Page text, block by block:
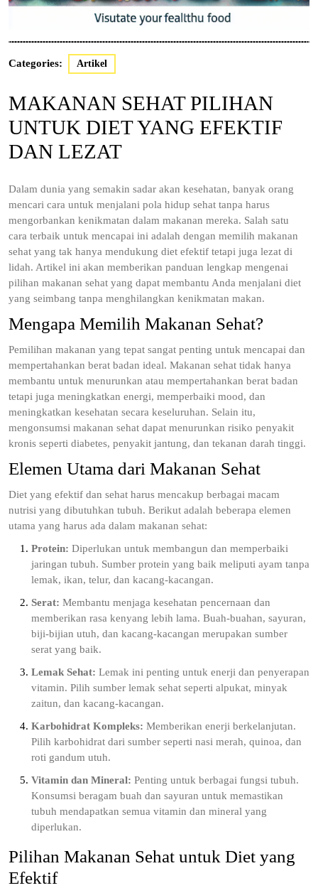
Categories: Artikel
MAKANAN SEHAT PILIHAN
UNTUK DIET YANG EFEKTIF
DAN LEZAT
Dalam dunia yang semakin sadar akan kesehatan, banyak orang
mencari cara untuk menjalani pola hidup sehat tanpa harus
mengorbankan kenikmatan dalam makanan mereka. Salah satu
cara terbaik untuk mencapai ini adalah dengan memilih makanan
sehat yang tak hanya mendukung diet efektif tetapi juga lezat di
lidah. Artikel ini akan memberikan panduan lengkap mengenai
pilihan makanan sehat yang dapat membantu Anda menjalani diet
yang seimbang tanpa menghilangkan kenikmatan makan.
Mengapa Memilih Makanan Sehat?
Pemilihan makanan yang tepat sangat penting untuk mencapai dan
mempertahankan berat badan ideal. Makanan sehat tidak hanya
membantu untuk menurunkan atau mempertahankan berat badan
tetapi juga meningkatkan energi, memperbaiki mood, dan
meningkatkan kesehatan secara keseluruhan. Selain itu,
mengonsumsi makanan sehat dapat menurunkan risiko penyakit
kronis seperti diabetes, penyakit jantung, dan tekanan darah tinggi.
Elemen Utama dari Makanan Sehat
Diet yang efektif dan sehat harus mencakup berbagai macam
nutrisi yang dibutuhkan tubuh. Berikut adalah beberapa elemen
utama yang harus ada dalam makanan sehat:
Protein: Diperlukan untuk membangun dan memperbaiki
jaringan tubuh. Sumber protein yang baik meliputi ayam tanpa
lemak, ikan, telur, dan kacang-kacangan.
Serat: Membantu menjaga kesehatan pencernaan dan
memberikan rasa kenyang lebih lama. Buah-buahan, sayuran,
biji-bijian utuh, dan kacang-kacangan merupakan sumber
serat yang baik.
Lemak Sehat: Lemak ini penting untuk enerji dan penyerapan
vitamin. Pilih sumber lemak sehat seperti alpukat, minyak
zaitun, dan kacang-kacangan.
Karbohidrat Kompleks: Memberikan enerji berkelanjutan.
Pilih karbohidrat dari sumber seperti nasi merah, quinoa, dan
roti gandum utuh.
Vitamin dan Mineral: Penting untuk berbagai fungsi tubuh.
Konsumsi beragam buah dan sayuran untuk memastikan
tubuh mendapatkan semua vitamin dan mineral yang
diperlukan.
Pilihan Makanan Sehat untuk Diet yang
Efektif